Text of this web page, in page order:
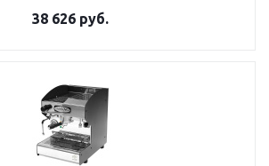
38 626 руб.